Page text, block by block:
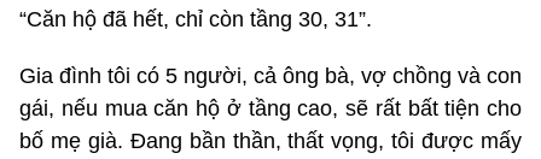
“Căn hộ đã hết, chỉ còn tầng 30, 31”.
Gia đình tôi có 5 người, cả ông bà, vợ chồng và con
gái, nếu mua căn hộ ở tầng cao, sẽ rất bất tiện cho
bố mẹ già. Đang bần thần, thất vọng, tôi được mấy